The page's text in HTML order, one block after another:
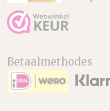
Betaalmethodes